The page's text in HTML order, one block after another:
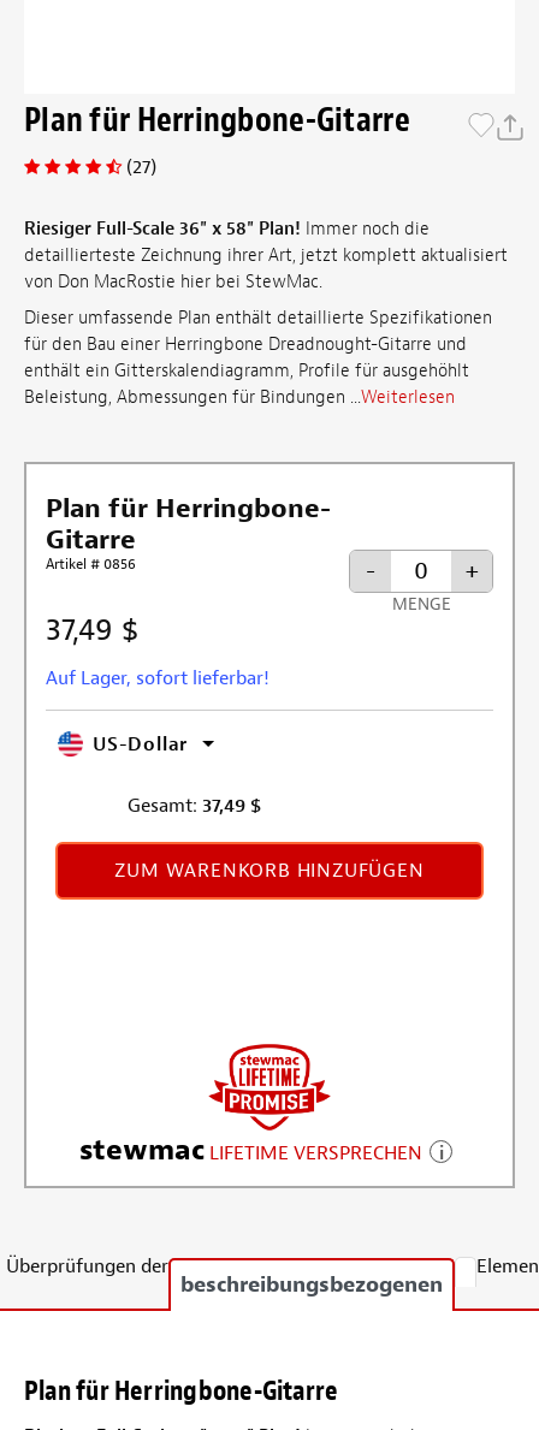
Plan für Herringbone-Gitarre
(27)
Riesiger Full-Scale 36" x 58" Plan! Immer noch die
detaillierteste Zeichnung ihrer Art, jetzt komplett aktualisiert
von Don MacRostie hier bei StewMac.
Dieser umfassende Plan enthält detaillierte Spezifikationen
für den Bau einer Herringbone Dreadnought-Gitarre und
enthält ein Gitterskalendiagramm, Profile für ausgehöhlt
Beleistung, Abmessungen für Bindungen ...Weiterlesen
Plan für Herringbone-
Gitarre
Artikel # 0856
37,49 $
Auf Lager, sofort lieferbar!
- +
MENGE
US-Dollar
Gesamt: 37,49 $
ZUM WARENKORB HINZUFÜGEN
stewmac LIFETIME VERSPRECHEN
Überprüfungen der
beschreibungsbezogenen
Plan für Herringbone-Gitarre